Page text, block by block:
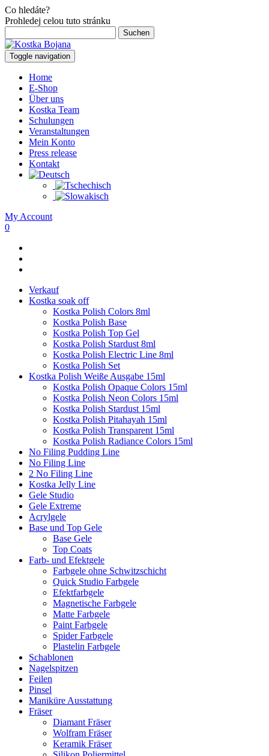
Co hledáte?
Prohledej celou tuto stránku
nach:
Toggle navigation
Home
E-Shop
Über uns
Kostka Team
Schulungen
Veranstaltungen
Mein Konto
Press release
Kontakt
My Account
0
Verkauf
Kostka soak off
Kostka Polish Colors 8ml
Kostka Polish Base
Kostka Polish Top Gel
Kostka Polish Stardust 8ml
Kostka Polish Electric Line 8ml
Kostka Polish Set
Kostka Polish Weiße Ausgabe 15ml
Kostka Polish Opaque Colors 15ml
Kostka Polish Neon Colors 15ml
Kostka Polish Stardust 15ml
Kostka Polish Pitahayah 15ml
Kostka Polish Transparent 15ml
Kostka Polish Radiance Colors 15ml
No Filing Pudding Line
No Filing Line
2 No Filing Line
Kostka Jelly Line
Gele Studio
Gele Extreme
Acrylgele
Base und Top Gele
Base Gele
Top Coats
Farb- und Efektgele
Farbgele ohne Schwitzschicht
Quick Studio Farbgele
Efektfarbgele
Magnetische Farbgele
Matte Farbgele
Paint Farbgele
Spider Farbgele
Plastelin Farbgele
Schablonen
Nagelspitzen
Feilen
Pinsel
Maniküre Ausstattung
Fräser
Diamant Fräser
Wolfram Fräser
Keramik Fräser